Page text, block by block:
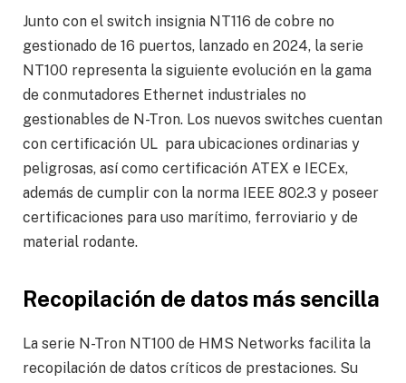
Junto con el switch insignia NT116 de cobre no
gestionado de 16 puertos, lanzado en 2024, la serie
NT100 representa la siguiente evolución en la gama
de conmutadores Ethernet industriales no
gestionables de N-Tron. Los nuevos switches cuentan
con certificación UL para ubicaciones ordinarias y
peligrosas, así como certificación ATEX e IECEx,
además de cumplir con la norma IEEE 802.3 y poseer
certificaciones para uso marítimo, ferroviario y de
material rodante.
Recopilación de datos más sencilla
La serie N-Tron NT100 de HMS Networks facilita la
recopilación de datos críticos de prestaciones. Su